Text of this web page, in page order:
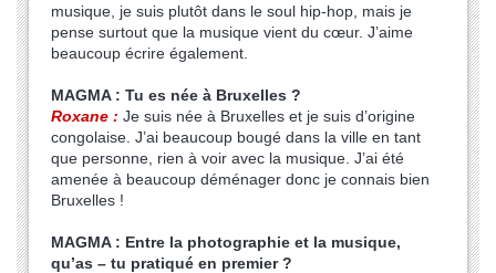
musique, je suis plutôt dans le soul hip-hop, mais je
pense surtout que la musique vient du cœur. J’aime
beaucoup écrire également.
MAGMA : Tu es née à Bruxelles ?
Roxane : Je suis née à Bruxelles et je suis d’origine
congolaise. J’ai beaucoup bougé dans la ville en tant
que personne, rien à voir avec la musique. J’ai été
amenée à beaucoup déménager donc je connais bien
Bruxelles !
MAGMA : Entre la photographie et la musique,
qu’as – tu pratiqué en premier ?